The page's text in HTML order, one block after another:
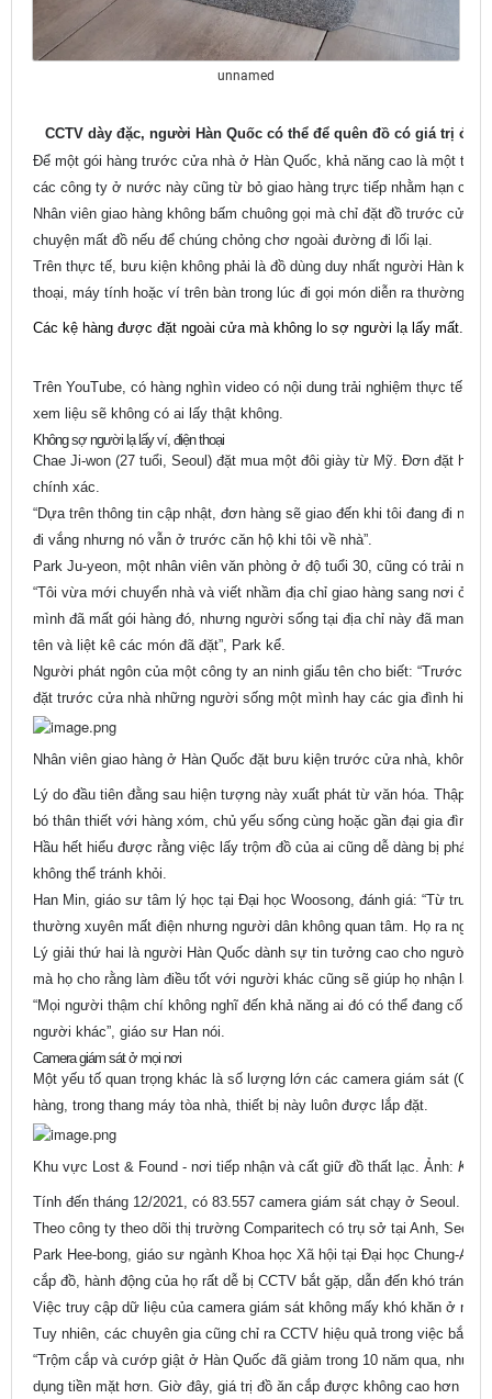
unnamed
CCTV dày đặc, người Hàn Quốc có thể để quên đồ có giá trị ở
Để một gói hàng trước cửa nhà ở Hàn Quốc, khả năng cao là một
các công ty ở nước này cũng từ bỏ giao hàng trực tiếp nhằm hạn chế
Nhân viên giao hàng không bấm chuông gọi mà chỉ đặt đồ trước cửa
chuyện mất đồ nếu để chúng chỏng chơ ngoài đường đi lối lại.
Trên thực tế, bưu kiện không phải là đồ dùng duy nhất người Hàn
thoại, máy tính hoặc ví trên bàn trong lúc đi gọi món diễn ra thường
Các kệ hàng được đặt ngoài cửa mà không lo sợ người lạ lấy mất.
Trên YouTube, có hàng nghìn video có nội dung trải nghiệm thực tế,
xem liệu sẽ không có ai lấy thật không.
Không sợ người lạ lấy ví, điện thoại
Chae Ji-won (27 tuổi, Seoul) đặt mua một đôi giày từ Mỹ. Đơn đặt
chính xác.
“Dựa trên thông tin cập nhật, đơn hàng sẽ giao đến khi tôi đang đi
đi vắng nhưng nó vẫn ở trước căn hộ khi tôi về nhà”.
Park Ju-yeon, một nhân viên văn phòng ở độ tuổi 30, cũng có trải
“Tôi vừa mới chuyển nhà và viết nhầm địa chỉ giao hàng sang nơi ở
mình đã mất gói hàng đó, nhưng người sống tại địa chỉ này đã mang
tên và liệt kê các món đã đặt”, Park kể.
Người phát ngôn của một công ty an ninh giấu tên cho biết: “Trước
đặt trước cửa nhà những người sống một mình hay các gia đình hiếm
Nhân viên giao hàng ở Hàn Quốc đặt bưu kiện trước cửa nhà, không
Lý do đầu tiên đằng sau hiện tượng này xuất phát từ văn hóa. Thập
bó thân thiết với hàng xóm, chủ yếu sống cùng hoặc gần đại gia đình.
Hầu hết hiểu được rằng việc lấy trộm đồ của ai cũng dễ dàng bị phát
không thể tránh khỏi.
Han Min, giáo sư tâm lý học tại Đại học Woosong, đánh giá: “Từ
thường xuyên mất điện nhưng người dân không quan tâm. Họ ra ngoài
Lý giải thứ hai là người Hàn Quốc dành sự tin tưởng cao cho người
mà họ cho rằng làm điều tốt với người khác cũng sẽ giúp họ nhận lại
“Mọi người thậm chí không nghĩ đến khả năng ai đó có thể đang cố
người khác”, giáo sư Han nói.
Camera giám sát ở mọi nơi
Một yếu tố quan trọng khác là số lượng lớn các camera giám sát
hàng, trong thang máy tòa nhà, thiết bị này luôn được lắp đặt.
Khu vực Lost & Found - nơi tiếp nhận và cất giữ đồ thất lạc. Ảnh:
Tính đến tháng 12/2021, có 83.557 camera giám sát chạy ở Seoul.
Theo công ty theo dõi thị trường Comparitech có trụ sở tại Anh, Seoul
Park Hee-bong, giáo sư ngành Khoa học Xã hội tại Đại học Chung-
cắp đồ, hành động của họ rất dễ bị CCTV bắt gặp, dẫn đến khó tránh
Việc truy cập dữ liệu của camera giám sát không mấy khó khăn ở
Tuy nhiên, các chuyên gia cũng chỉ ra CCTV hiệu quả trong việc bắt
“Trộm cắp và cướp giật ở Hàn Quốc đã giảm trong 10 năm qua,
dụng tiền mặt hơn. Giờ đây, giá trị đồ ăn cắp được không cao hơn